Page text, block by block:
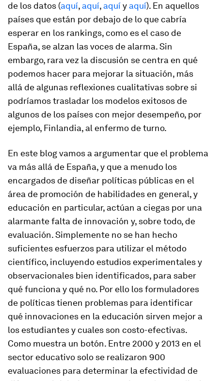
de los datos (aquí, aquí, aquíy aquí). En aquellos
países que están por debajo de lo que cabría
esperar en los rankings, como es el caso de
España, se alzan las voces de alarma. Sin
embargo, rara vez la discusión se centra en qué
podemos hacer para mejorar la situación, más
allá de algunas reflexiones cualitativas sobre si
podríamos trasladar los modelos exitosos de
algunos de los países con mejor desempeño, por
ejemplo, Finlandia, al enfermo de turno.
En este blog vamos a argumentar que el problema
va más allá de España, y que a menudo los
encargados de diseñar políticas públicas en el
área de promoción de habilidades en general, y
educación en particular, actúan a ciegas por una
alarmante falta de innovación y, sobre todo, de
evaluación. Simplemente no se han hecho
suficientes esfuerzos para utilizar el método
científico, incluyendo estudios experimentales y
observacionales bien identificados, para saber
qué funciona y qué no. Por ello los formuladores
de políticas tienen problemas para identificar
qué innovaciones en la educación sirven mejor a
los estudiantes y cuales son costo-efectivas.
Como muestra un botón. Entre 2000 y 2013 en el
sector educativo solo se realizaron 900
evaluaciones para determinar la efectividad de